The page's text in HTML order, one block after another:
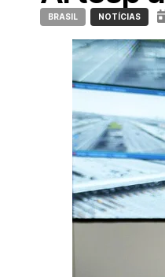
BRASIL NOTÍCIAS